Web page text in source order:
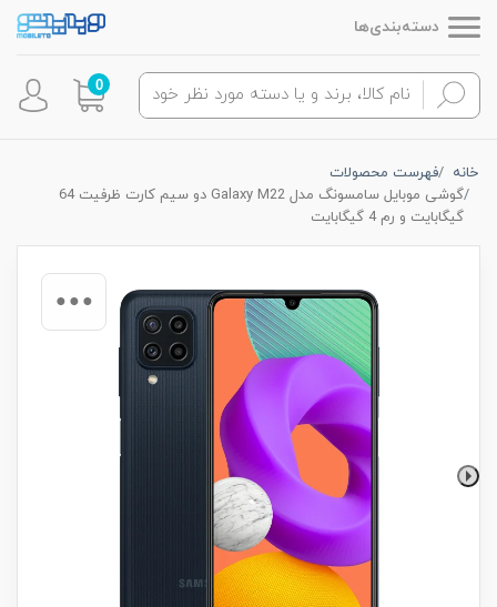
دسته‌بندی‌ها
0
خانه
فهرست محصولات
گوشی موبایل سامسونگ مدل Galaxy M22 دو سیم کارت ظرفیت 64
گیگابایت و رم 4 گیگابایت